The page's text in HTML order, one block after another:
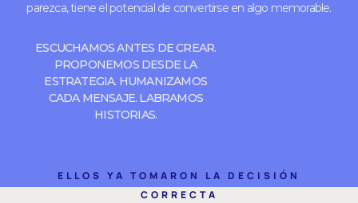
parezca, tiene el potencial de convertirse en algo memorable.
ESCUCHAMOS ANTES DE CREAR.
PROPONEMOS DESDE LA
ESTRATEGIA. HUMANIZAMOS
CADA MENSAJE. LABRAMOS
HISTORIAS.
ELLOS YA TOMARON LA DECISIÓN
CORRECTA